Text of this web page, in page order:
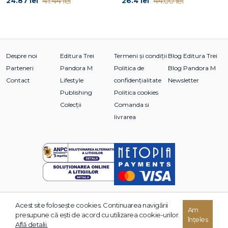
Despre noi
Parteneri
Contact
Editura Trei
Pandora M
Lifestyle
Publishing
Colecții
Termeni și condiții
Politica de
confidențialitate
Politica cookies
Comanda si
livrarea
Blog Editura Trei
Blog Pandora M
Newsletter
© 2026 Grupul Editorial TREI. Toate drepturile rezervate.
Acest site foloseşte cookies. Continuarea navigării
presupune că eşti de acord cu utilizarea cookie-urilor.
Află detalii.
Am
înțeles